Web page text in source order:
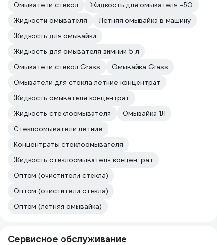
Омыватели стекол
Жидкость для омывателя -50
Жидкости омывателя
Летняя омывайка в машину
Жидкость для омывайки
Жидкость для омывателя зимнии 5 л
Омыватели стекол Grass
Омывайка Grass
Омыватели для стекла летние концентрат
Жидкость омывателя концентрат
Жидкость стеклоомывателя
Омывайка 1Л
Стеклоомыватели летние
Концентраты стеклоомывателя
Жидкость стеклоомывателя концентрат
Оптом (очистители стекла)
Оптом (очистители стекла)
Оптом (летняя омывайка)
Сервисное обслуживание